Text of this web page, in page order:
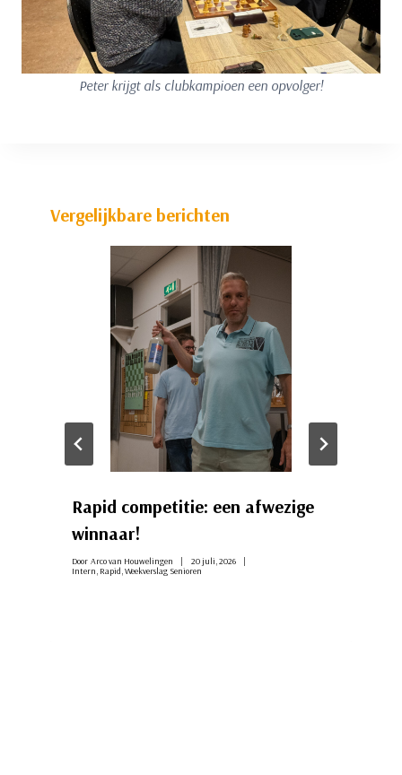
Peter krijgt als clubkampioen een opvolger!
Vergelijkbare berichten
Rapid competitie: een afwezige
winnaar!
Door Arco van Houwelingen
20 juli, 2026
Intern, Rapid,Weekverslag Senioren